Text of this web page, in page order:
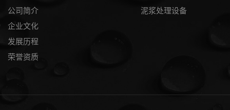
公司简介
企业文化
发展历程
荣誉资质
泥浆处理设备